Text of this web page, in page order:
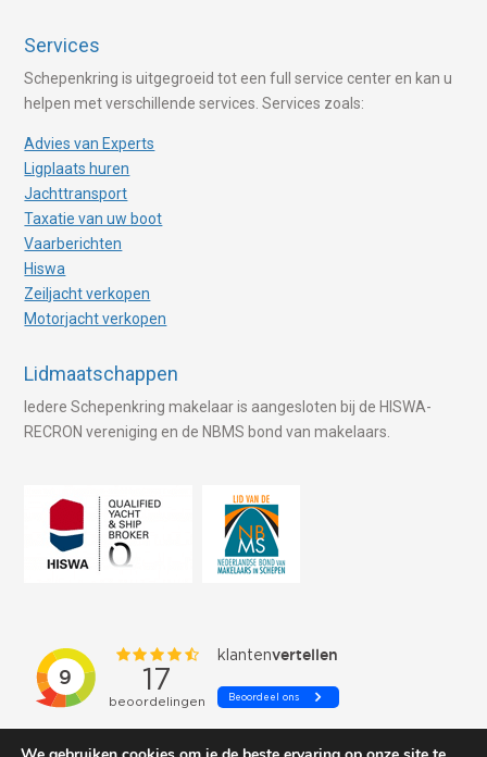
Services
Schepenkring is uitgegroeid tot een full service center en kan u
helpen met verschillende services. Services zoals:
Advies van Experts
Ligplaats huren
Jachttransport
Taxatie van uw boot
Vaarberichten
Hiswa
Zeiljacht verkopen
Motorjacht verkopen
Lidmaatschappen
Iedere Schepenkring makelaar is aangesloten bij de HISWA-
RECRON vereniging en de NBMS bond van makelaars.